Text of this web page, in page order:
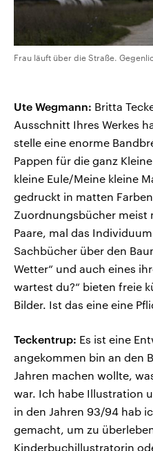
Frau läuft über die Straße.
Ute Wegmann: Britta
Ausschnitt Ihres Werkes
stelle eine enorme
Pappen für die ganz
kleine Eule/Meine kleine
gedruckt in matten
Zuordnungsbücher meist
Paare, mal das
Sachbücher über den
Wetter“ und auch eines
wartest du?“ bieten freie
Bilder. Ist das eine eine
Teckentrup: Es ist eine
angekommen bin an den
Jahren machen wollte,
war. Ich habe Illustration
in den Jahren 93/94 hab
gemacht, um zu
Kinderbuchillustratorin